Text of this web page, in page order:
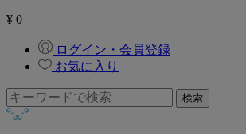
¥ 0
ログイン・会員登録
お気に入り